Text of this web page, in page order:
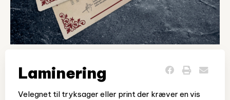
Laminering
Velegnet til tryksager eller print der kræver en vis